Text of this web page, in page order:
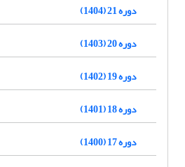
دوره 21 (1404)
دوره 20 (1403)
دوره 19 (1402)
دوره 18 (1401)
دوره 17 (1400)